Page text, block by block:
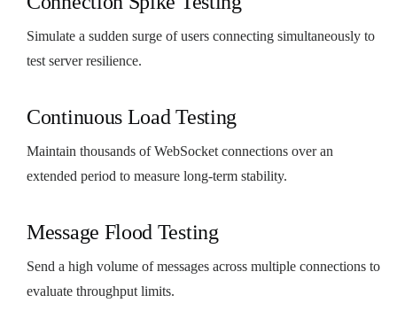
Simulate a sudden surge of users connecting simultaneously to
test server resilience.
Continuous Load Testing
Maintain thousands of WebSocket connections over an
extended period to measure long-term stability.
Message Flood Testing
Send a high volume of messages across multiple connections to
evaluate throughput limits.